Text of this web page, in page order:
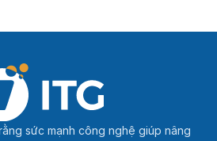
sức mạnh công nghệ giúp nâng